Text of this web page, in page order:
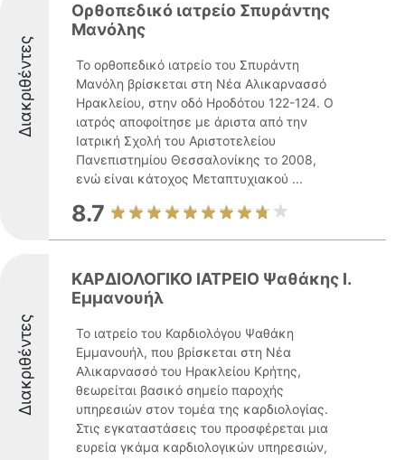
Διακριθέντες
Ορθοπεδικό ιατρείο Σπυράντης
Μανόλης
Το ορθοπεδικό ιατρείο του Σπυράντη
Μανόλη βρίσκεται στη Νέα Αλικαρνασσό
Ηρακλείου, στην οδό Ηροδότου 122-124. Ο
ιατρός αποφοίτησε με άριστα από την
Ιατρική Σχολή του Αριστοτελείου
Πανεπιστημίου Θεσσαλονίκης το 2008,
ενώ είναι κάτοχος Μεταπτυχιακού ...
8.7
Διακριθέντες
ΚΑΡΔΙΟΛΟΓΙΚΟ ΙΑΤΡΕΙΟ Ψαθάκης Ι.
Εμμανουήλ
Το ιατρείο του Καρδιολόγου Ψαθάκη
Εμμανουήλ, που βρίσκεται στη Νέα
Αλικαρνασσό του Ηρακλείου Κρήτης,
θεωρείται βασικό σημείο παροχής
υπηρεσιών στον τομέα της καρδιολογίας.
Στις εγκαταστάσεις του προσφέρεται μια
ευρεία γκάμα καρδιολογικών υπηρεσιών,